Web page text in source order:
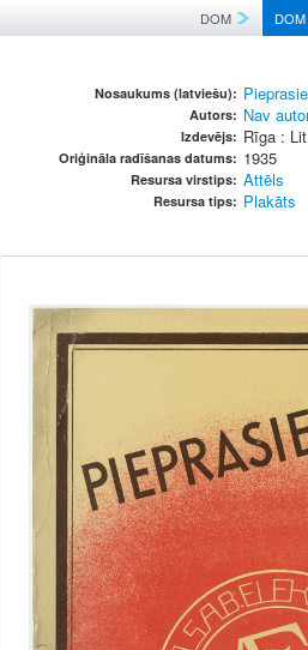
DOM
Nosaukums (latviešu):
Autors: Nav
Izdevējs: Rīga :
Oriģināla radīšanas datums: 1935
Resursa virstips: Attēls
Resursa tips: Plakāts